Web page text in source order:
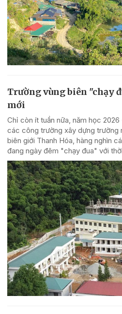
Trường vùng biên "chạy
mới
Chỉ còn ít tuần nữa, năm học
các công trường xây dựng trường
biên giới Thanh Hóa, hàng nghìn
đang ngày đêm "chạy đua" với